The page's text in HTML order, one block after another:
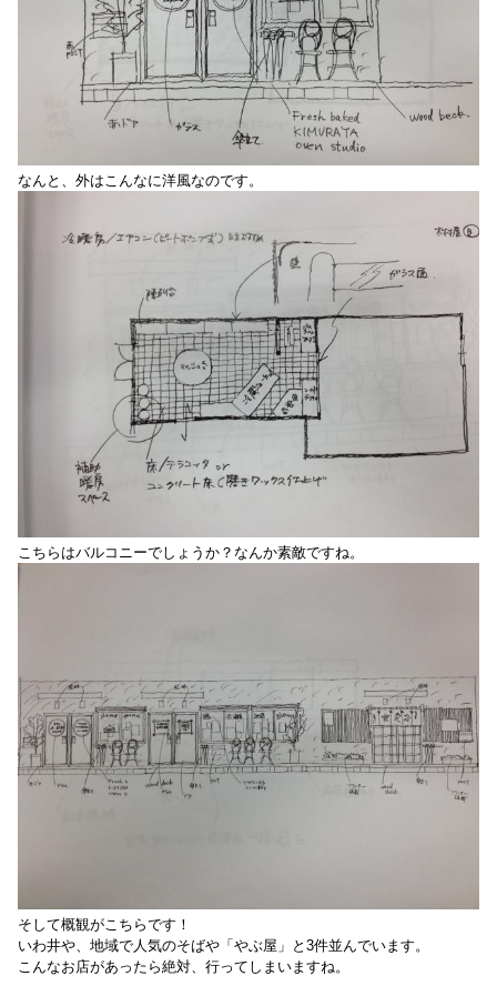
なんと、外はこんなに洋風なのです。
こちらはバルコニーでしょうか？なんか素敵ですね。
そして概観がこちらです！
いわ井や、地域で人気のそばや「やぶ屋」と3件並んでいます。
こんなお店があったら絶対、行ってしまいますね。